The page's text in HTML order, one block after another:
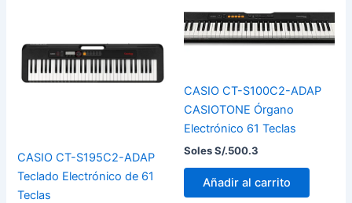
CASIO CT-S195C2-ADAP
Teclado Electrónico de 61
Teclas
CASIO CT-S100C2-ADAP
CASIOTONE Órgano
Electrónico 61 Teclas
Soles S/.500.3
Añadir al carrito